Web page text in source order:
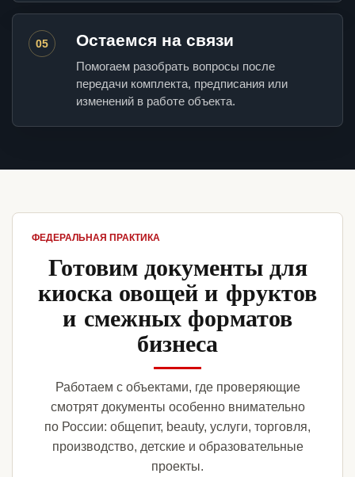
05 Остаемся на связи
Помогаем разобрать вопросы после
передачи комплекта, предписания или
изменений в работе объекта.
ФЕДЕРАЛЬНАЯ ПРАКТИКА
Готовим документы для
киоска овощей и фруктов
и смежных форматов
бизнеса
Работаем с объектами, где проверяющие
смотрят документы особенно внимательно
по России: общепит, beauty, услуги, торговля,
производство, детские и образовательные
проекты.